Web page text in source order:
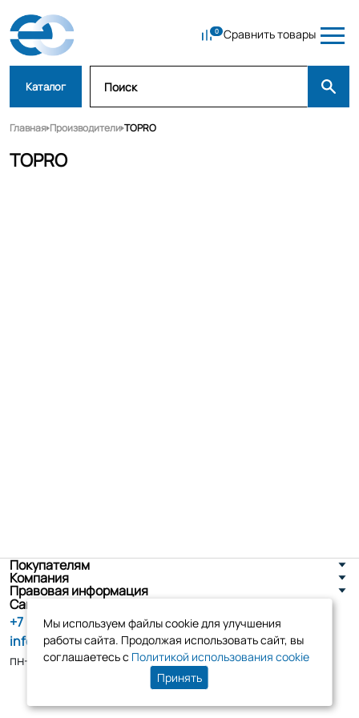
Сравнить товары
Каталог
Главная Производители TOPRO
TOPRO
Покупателям
Компания
Правовая информация
Санкт-Петербург, ул. Новоселов д. 8
+7 (800) 555-86-90
info@tk-elko.ru
пн-пт, 10:00 - 18:00
Мы используем файлы cookie для улучшения
работы сайта. Продолжая использовать сайт, вы
соглашаетесь с Политикой использования cookie
Принять